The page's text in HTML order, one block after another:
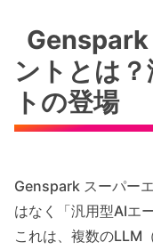
Genspark
ントとは
トの登場
Genspark スーパー
はなく「汎用型AIエ
これは、複数のLLM